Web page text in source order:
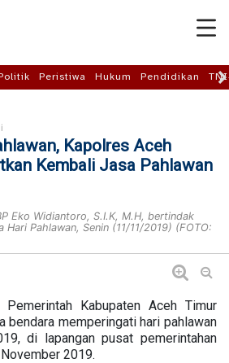
Peristiwa Hukum Pendidikan
Kapolres Aceh
Kembali Jasa Pahlawan
Eko Widiantoro, S.I.K, M.H, bertindak
Pahlawan, Senin (11/11/2019) (FOTO:
Kabupaten Aceh Timur
bendara memperingati hari pahlawan
di lapangan pusat pemerintahan
2019.